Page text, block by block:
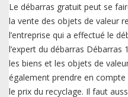
Le débarras gratuit peut se
la vente des objets de valeur
l’entreprise qui a effectué le
l’expert du débarras Débarras
les biens et les objets de
également prendre en
le prix du recyclage. Il faut